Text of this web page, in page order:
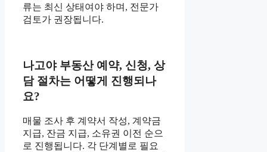
류는 최신 상태여야 하며, 전문가
검토가 권장됩니다.
나고야 부동산 예약, 신청, 상
담 절차는 어떻게 진행되나
요?
매물 조사 후 계약서 작성, 계약금
지급, 잔금 지급, 소유권 이전 순으
로 진행됩니다. 각 단계별로 필요